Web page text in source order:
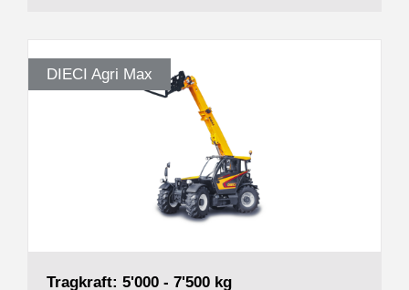
DIECI Agri Max
Tragkraft: 5'000 - 7'500 kg